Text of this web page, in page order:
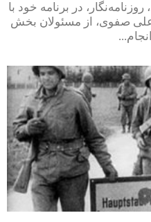
در برنامه خود با
صفوی، از مسئولان بخش